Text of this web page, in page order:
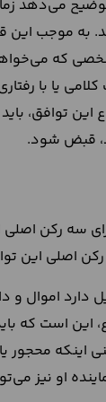
مدنی در ماده
به موجب این
می‌خواهد از
یا با
توافق، باید
قبض شود.
سه رکن اصلی
اصلی این
اموال و
است که باید
اینکه محجور یا
او نیز